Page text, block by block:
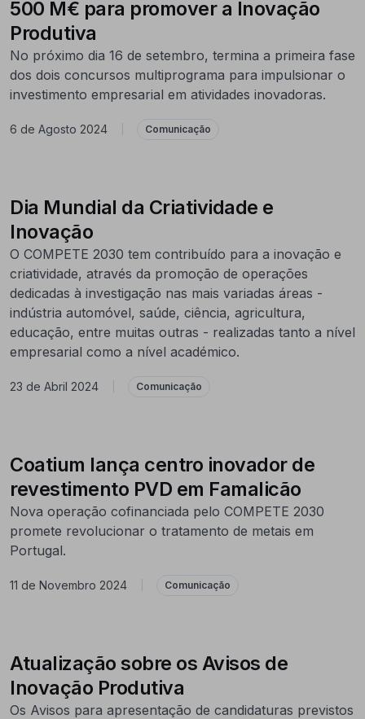
500 M€ para promover a Inovação
Produtiva
No próximo dia 16 de setembro, termina a primeira fase
dos dois concursos multiprograma para impulsionar o
investimento empresarial em atividades inovadoras.
6 de Agosto 2024 Comunicação
Dia Mundial da Criatividade e
Inovação
O COMPETE 2030 tem contribuído para a inovação e
criatividade, através da promoção de operações
dedicadas à investigação nas mais variadas áreas -
indústria automóvel, saúde, ciência, agricultura,
educação, entre muitas outras - realizadas tanto a nível
empresarial como a nível académico.
23 de Abril 2024 Comunicação
Coatium lança centro inovador de
revestimento PVD em Famalicão
Nova operação cofinanciada pelo COMPETE 2030
promete revolucionar o tratamento de metais em
Portugal.
11 de Novembro 2024 Comunicação
Atualização sobre os Avisos de
Inovação Produtiva
Os Avisos para apresentação de candidaturas previstos